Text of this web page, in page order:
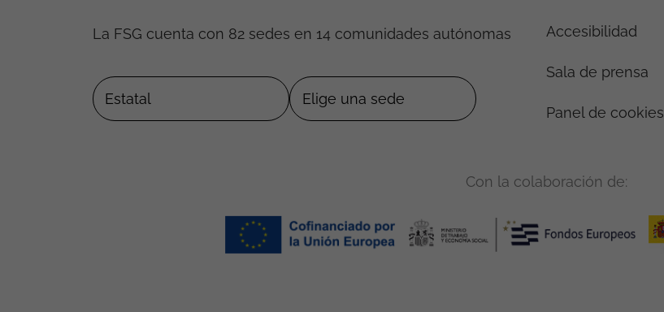
La FSG cuenta con 82 sedes en 14 comunidades autónomas Accesibilidad
Sala de prensa
Panel de cookies
Con la colaboración de: